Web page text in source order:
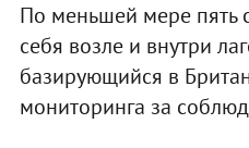
По меньшей мере пять
себя возле и внутри
базирующийся в
мониторинга за